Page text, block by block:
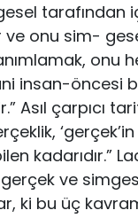
tarafından
ve onu sim-
onu
insan-öncesi
Asıl çarpıcı
kadarıdır.”
ve
ki bu üç